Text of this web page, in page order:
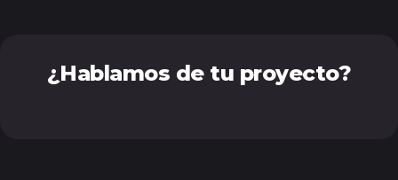
¿Hablamos de tu proyecto?